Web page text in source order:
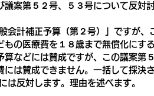
案第５２号、５３号について反対
計補正予算（第２号）」ですが、
の医療費を１８歳まで無償化にす
などには賛成ですが、この議案第
には賛成できません。一括して採決
は反対します。理由を述べます。